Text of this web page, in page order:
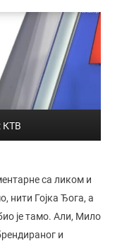
КТВ
са ликом и
нити Гојка Ђога, а
је тамо. Али, Мило
и